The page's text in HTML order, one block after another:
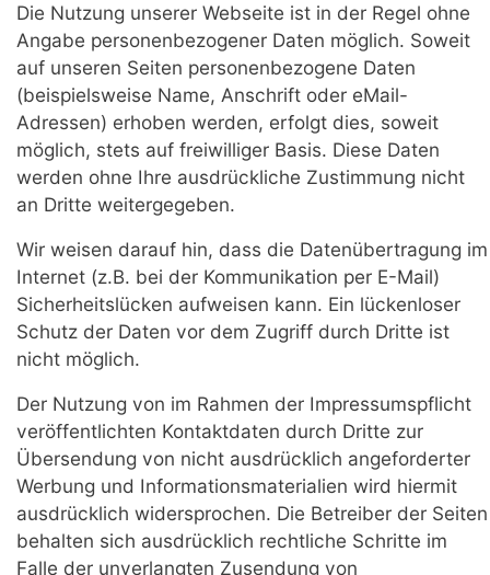
Die Nutzung unserer Webseite ist in der Regel ohne
Angabe personenbezogener Daten möglich. Soweit
auf unseren Seiten personenbezogene Daten
(beispielsweise Name, Anschrift oder eMail-
Adressen) erhoben werden, erfolgt dies, soweit
möglich, stets auf freiwilliger Basis. Diese Daten
werden ohne Ihre ausdrückliche Zustimmung nicht
an Dritte weitergegeben.
Wir weisen darauf hin, dass die Datenübertragung im
Internet (z.B. bei der Kommunikation per E-Mail)
Sicherheitslücken aufweisen kann. Ein lückenloser
Schutz der Daten vor dem Zugriff durch Dritte ist
nicht möglich.
Der Nutzung von im Rahmen der Impressumspflicht
veröffentlichten Kontaktdaten durch Dritte zur
Übersendung von nicht ausdrücklich angeforderter
Werbung und Informationsmaterialien wird hiermit
ausdrücklich widersprochen. Die Betreiber der Seiten
behalten sich ausdrücklich rechtliche Schritte im
Falle der unverlangten Zusendung von